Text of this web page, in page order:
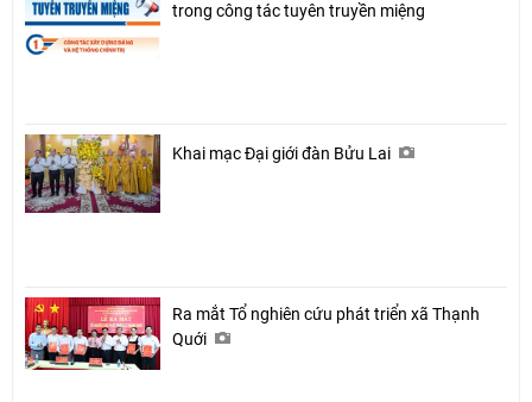
trong công tác tuyên truyền miệng
Khai mạc Đại giới đàn Bửu Lai
Ra mắt Tổ nghiên cứu phát triển xã Thạnh
Quới